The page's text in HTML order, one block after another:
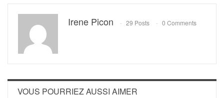
Irene Picon 29 Posts 0 Comments
VOUS POURRIEZ AUSSI AIMER